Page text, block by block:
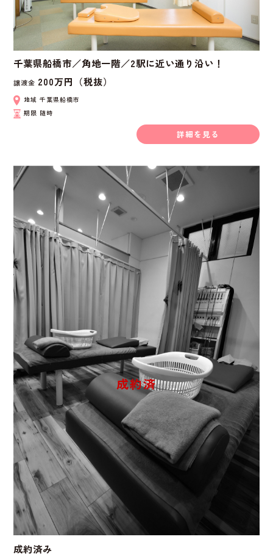
千葉県船橋市／角地一階／2駅に近い通り沿い！
譲渡金 200万円（税抜）
地域千葉県船橋市
期限 随時
詳細を見る
成約済み